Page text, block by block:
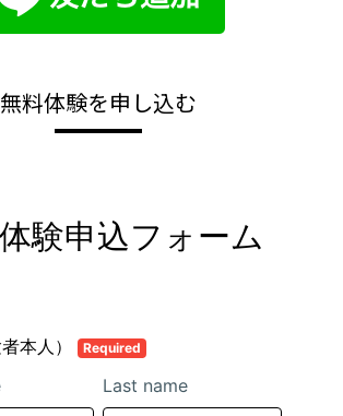
無料体験を申し込む